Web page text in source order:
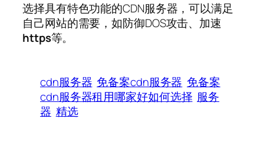
选择具有特色功能的CDN服务器，可以满足
自己网站的需要，如防御DOS攻击、加速
https等。
cdn服务器 免备案cdn服务器 免备案
cdn服务器租用哪家好如何选择 服务
器 精选